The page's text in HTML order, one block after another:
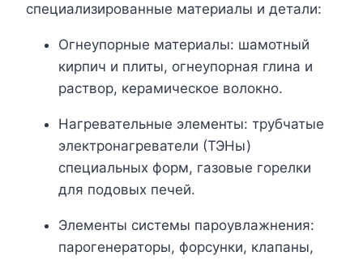
специализированные материалы и детали:
Огнеупорные материалы: шамотный
кирпич и плиты, огнеупорная глина и
раствор, керамическое волокно.
Нагревательные элементы: трубчатые
электронагреватели (ТЭНы)
специальных форм, газовые горелки
для подовых печей.
Элементы системы пароувлажнения:
парогенераторы, форсунки, клапаны,